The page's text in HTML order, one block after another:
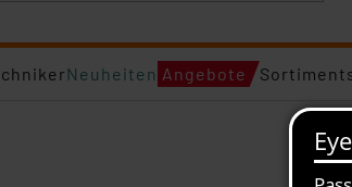
Neuheiten Angebote